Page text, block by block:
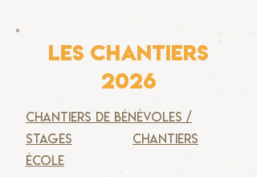
LES CHANTIERS
2026
chantiers de bénévoles /
stages
chantiers
école